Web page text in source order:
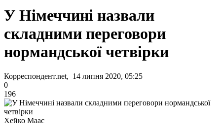
У Німеччині назвали
складними переговори
нормандської четвірки
Корреспондент.net, 14 липня 2020, 05:25
0
196
Хейко Маас